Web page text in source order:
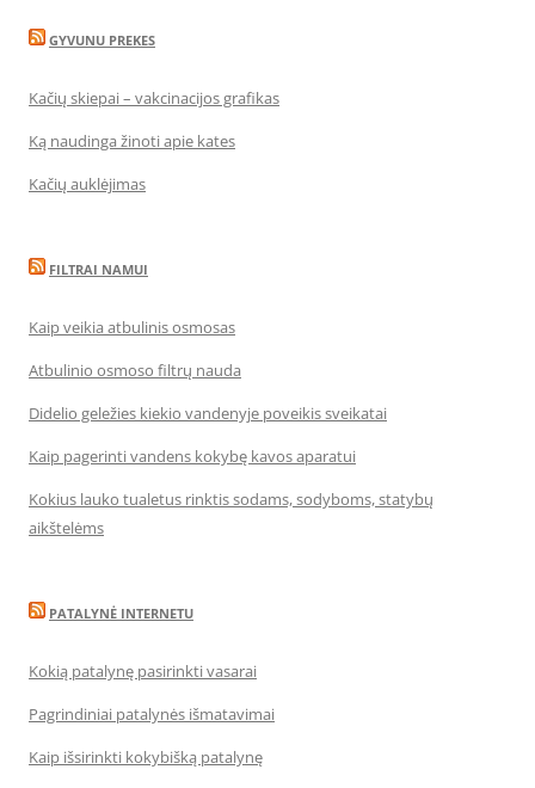
GYVUNU PREKES
Kačių skiepai – vakcinacijos grafikas
Ką naudinga žinoti apie kates
Kačių auklėjimas
FILTRAI NAMUI
Kaip veikia atbulinis osmosas
Atbulinio osmoso filtrų nauda
Didelio geležies kiekio vandenyje poveikis sveikatai
Kaip pagerinti vandens kokybę kavos aparatui
Kokius lauko tualetus rinktis sodams, sodyboms, statybų
aikštelėms
PATALYNĖ INTERNETU
Kokią patalynę pasirinkti vasarai
Pagrindiniai patalynės išmatavimai
Kaip išsirinkti kokybišką patalynę